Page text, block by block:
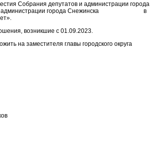
Собрания депутатов и администрации города
администрации города Снежинска в
возникшие с 01.09.2023.
на заместителя главы городского округа